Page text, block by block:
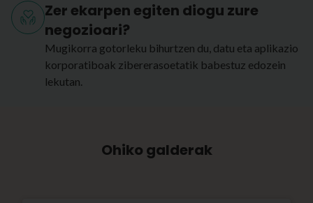
Zer ekarpen egiten diogu zure
negozioari?
Mugikorra gotorleku bihurtzen du, datu eta aplikazio
korporatiboak zibererasoetatik babestuz edozein
lekutan.
Ohiko galderak